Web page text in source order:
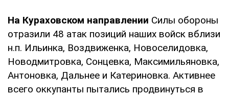
На Кураховском направлении Силы обороны
отразили 48 атак позиций наших войск вблизи
н.п. Ильинка, Воздвиженка, Новоселидовка,
Новодмитровка, Сонцевка, Максимильяновка,
Антоновка, Дальнее и Катериновка. Активнее
всего оккупанты пытались продвинуться в